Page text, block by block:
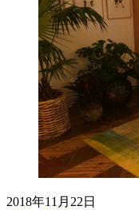
2018年11月22日